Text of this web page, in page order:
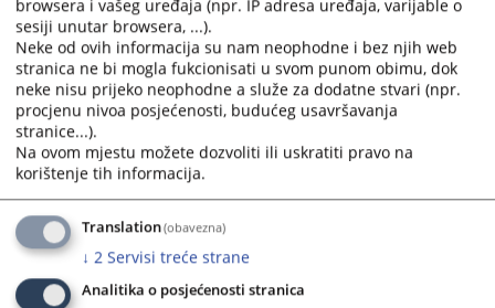
browsera i vašeg uređaja (npr. IP adresa uređaja, varijable o
sesiji unutar browsera, ...).
Neke od ovih informacija su nam neophodne i bez njih web
stranica ne bi mogla fukcionisati u svom punom obimu, dok
neke nisu prijeko neophodne a služe za dodatne stvari (npr.
procjenu nivoa posjećenosti, budućeg usavršavanja
stranice...).
Na ovom mjestu možete dozvoliti ili uskratiti pravo na
korištenje tih informacija.
Translation(obavezna)
↓ 2 Servisi treće strane
Analitika o posjećenosti stranica